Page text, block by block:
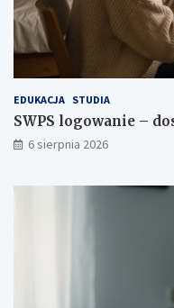
EDUKACJA STUDIA
SWPS logowanie –
6 sierpnia 2026